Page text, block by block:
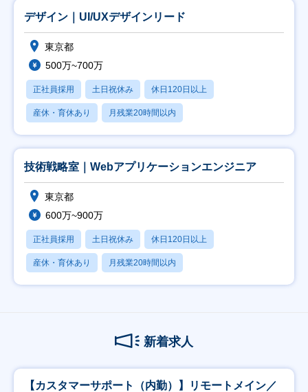
デザイン｜UI/UXデザインリード
東京都
500万~700万
正社員採用 土日祝休み 休日120日以上
産休・育休あり 月残業20時間以内
技術戦略室｜Webアプリケーションエンジニア
東京都
600万~900万
正社員採用 土日祝休み 休日120日以上
産休・育休あり 月残業20時間以内
新着求人
【カスタマーサポート（内勤）】リモートメイン／